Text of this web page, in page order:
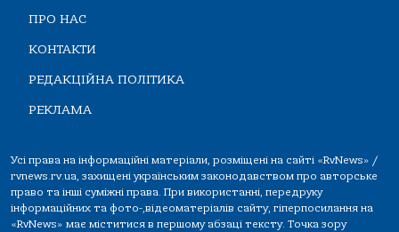
ПРО НАС
КОНТАКТИ
РЕДАКЦІЙНА ПОЛІТИКА
РЕКЛАМА
Усі права на інформаційні матеріали, розміщені на сайті «RvNews» /
rvnews.rv.ua, захищені українським законодавством про авторське
право та інші суміжні права. При використанні, передруку
інформаційних та фото-,відеоматеріалів сайту, гіперпосилання на
«RvNews» має міститися в першому абзаці тексту. Точка зору